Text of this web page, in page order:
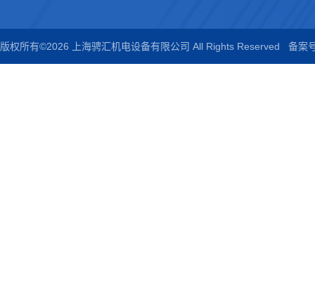
版权所有©2026 上海骋汇机电设备有限公司 All Rights Reserved 备案